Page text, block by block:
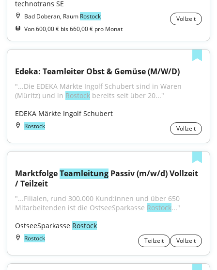
technotrans SE
Bad Doberan, Raum Rostock
Vollzeit
Von 600,00 € bis 660,00 € pro Monat
Edeka: Teamleiter Obst & Gemüse (M/W/D)
"...Die EDEKA Märkte Ingolf Schubert sind in Waren
(Müritz) und in Rostock bereits seit über 20..."
EDEKA Märkte Ingolf Schubert
Rostock Vollzeit
Marktfolge Teamleitung Passiv (m/w/d) Vollzeit
/ Teilzeit
"...Filialen, rund 300.000 Kund:innen und über 650
Mitarbeitenden ist die OstseeSparkasse Rostock..."
OstseeSparkasse Rostock
Rostock Teilzeit Vollzeit